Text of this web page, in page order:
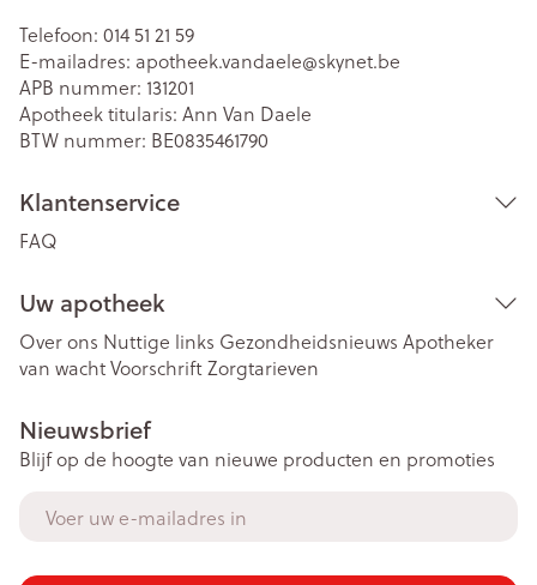
Telefoon: 014 51 21 59
E-mailadres: apotheek.vandaele@skynet.be
APB nummer: 131201
Apotheek titularis: Ann Van Daele
BTW nummer: BE0835461790
Klantenservice
FAQ
Uw apotheek
Over ons Nuttige links Gezondheidsnieuws Apotheker
van wachtVoorschriftZorgtarieven
Nieuwsbrief
Blijf op de hoogte van nieuwe producten en promoties